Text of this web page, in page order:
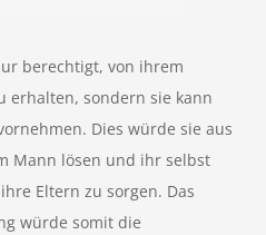
berechtigt, von ihrem
erhalten, sondern sie kann
Dies würde sie aus
Mann lösen und ihr selbst
Eltern zu sorgen. Das
würde somit die